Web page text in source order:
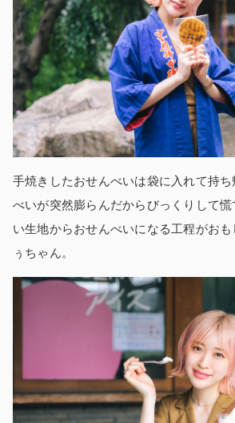
手焼きしたおせんべいは袋に入れて持
べいが突然膨らんだからびっくりして
い生地からおせんべいになる工程がお
ぅちゃん。